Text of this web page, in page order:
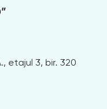
etajul 3, bir. 320